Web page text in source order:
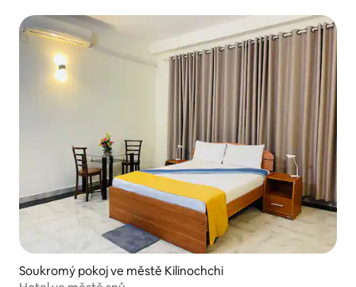
Soukromý pokoj ve městě Kilinochchi